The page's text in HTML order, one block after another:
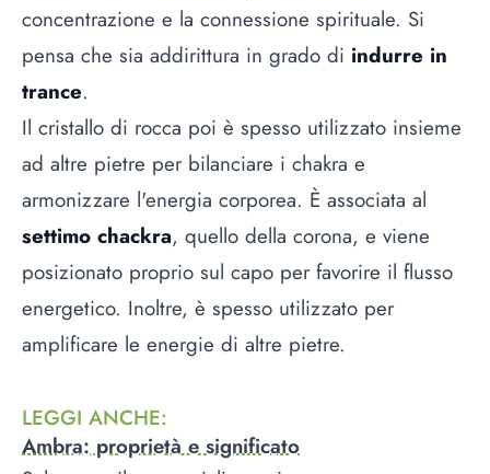
concentrazione e la connessione spirituale. Si
pensa che sia addirittura in grado di indurre in
trance.
Il cristallo di rocca poi è spesso utilizzato insieme
ad altre pietre per bilanciare i chakra e
armonizzare l'energia corporea. È associata al
settimo chackra, quello della corona, e viene
posizionato proprio sul capo per favorire il flusso
energetico. Inoltre, è spesso utilizzato per
amplificare le energie di altre pietre.
LEGGI ANCHE:
Ambra: proprietà e significato